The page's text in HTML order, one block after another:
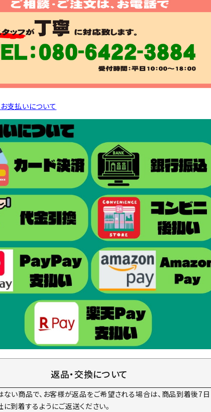
支払いについて
返品・交換について
い商品で、お客様が返品をご希望される場合は、商品到着後7日
到着するようにご返送ください。